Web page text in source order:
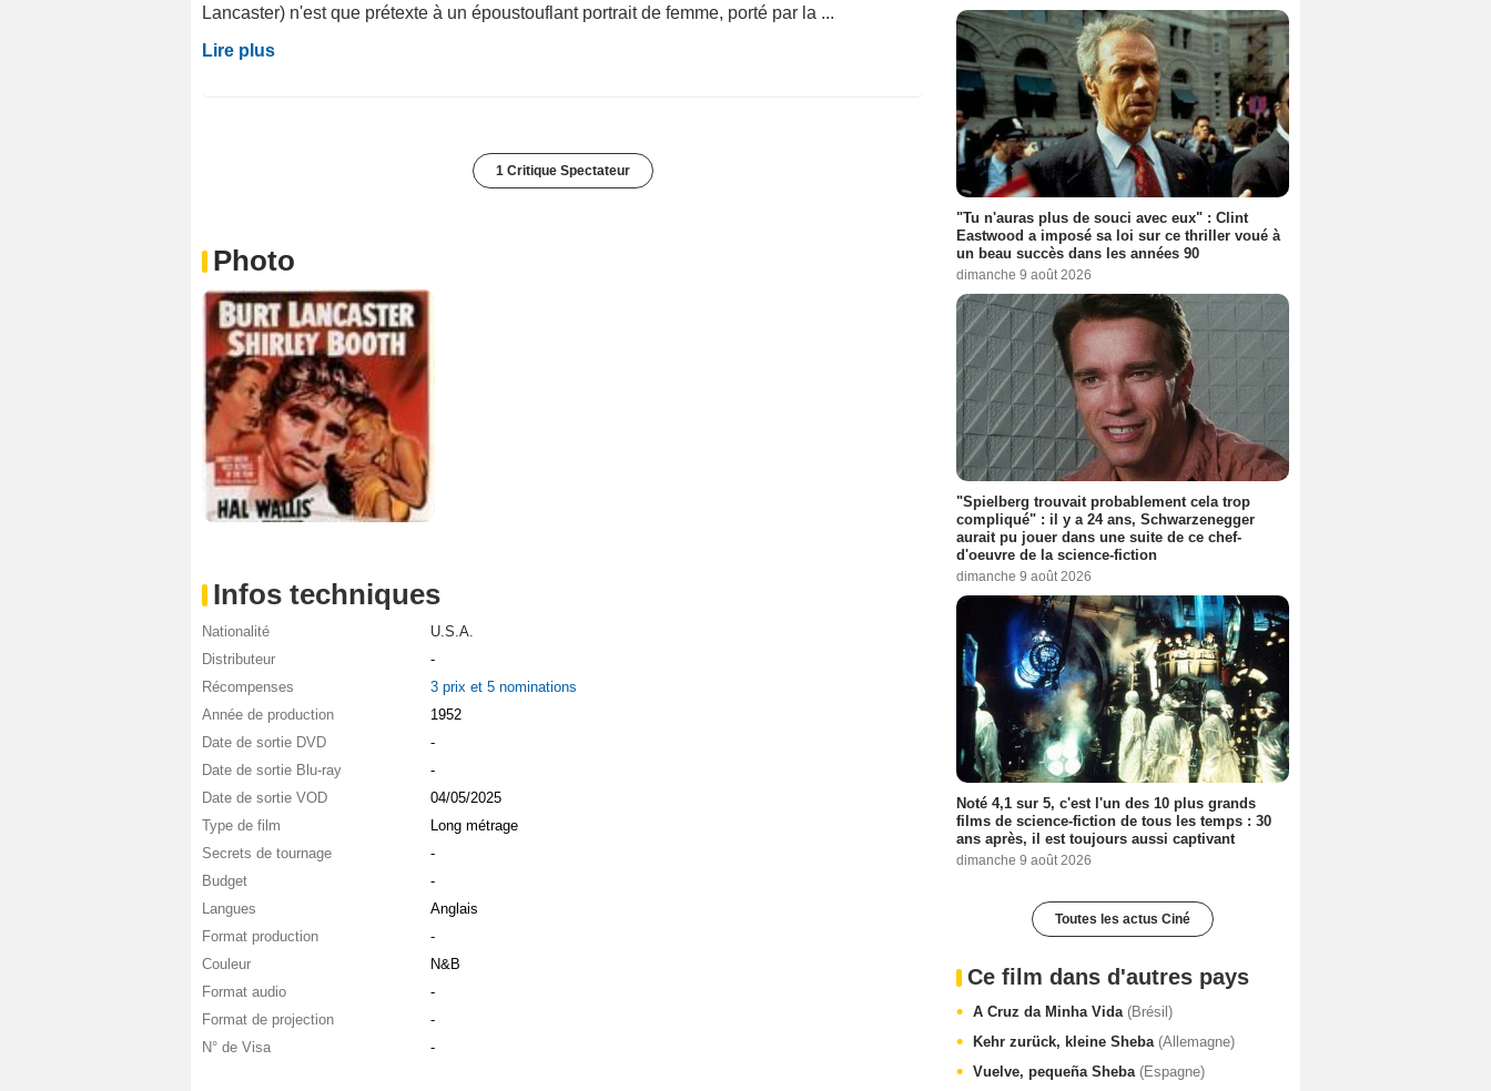
Lancaster) n'est que prétexte à un époustouflant portrait de femme, porté par la ...
Lire plus
1 Critique Spectateur
Photo
Infos techniques
Nationalité
U.S.A.
Distributeur
-
Récompenses
3 prix et 5 nominations
Année de production
1952
Date de sortie DVD
-
Date de sortie Blu-ray
-
Date de sortie VOD
04/05/2025
Type de film
Long métrage
Secrets de tournage
-
Budget
-
Langues
Anglais
Format production
-
Couleur
N&B
Format audio
-
Format de projection
-
N° de Visa
-
"Tu n'auras plus de souci avec eux" : Clint
Eastwood a imposé sa loi sur ce thriller voué à
un beau succès dans les années 90
dimanche 9 août 2026
"Spielberg trouvait probablement cela trop
compliqué" : il y a 24 ans, Schwarzenegger
aurait pu jouer dans une suite de ce chef-
d'oeuvre de la science-fiction
dimanche 9 août 2026
Noté 4,1 sur 5, c'est l'un des 10 plus grands
films de science-fiction de tous les temps : 30
ans après, il est toujours aussi captivant
dimanche 9 août 2026
Toutes les actus Ciné
Ce film dans d'autres pays
A Cruz da Minha Vida (Brésil)
Kehr zurück, kleine Sheba (Allemagne)
Vuelve, pequeña Sheba (Espagne)